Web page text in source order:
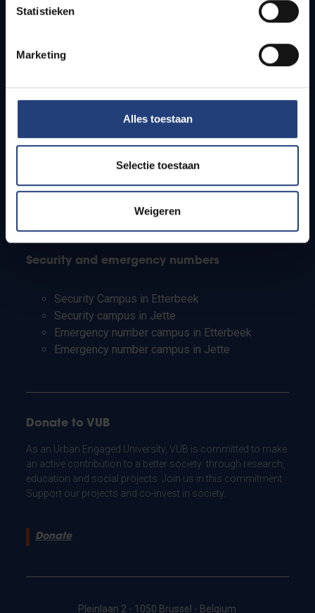
Statistieken
Marketing
Alles toestaan
Selectie toestaan
Weigeren
How to get to the VUB campuses
Students
PhD students
Teachers and secondary schools
Working students
Security and emergency numbers
Security Campus in Etterbeek
Security campus in Jette
Emergency number campus in Etterbeek
Emergency number campus in Jette
Donate to VUB
As an Urban Engaged University, VUB is committed to make
an active contribution to a better society: through research,
education and social projects. Join us in this commitment.
Support our projects and co-invest in society.
Donate
Pleinlaan 2 - 1050 Brussel - Belgium